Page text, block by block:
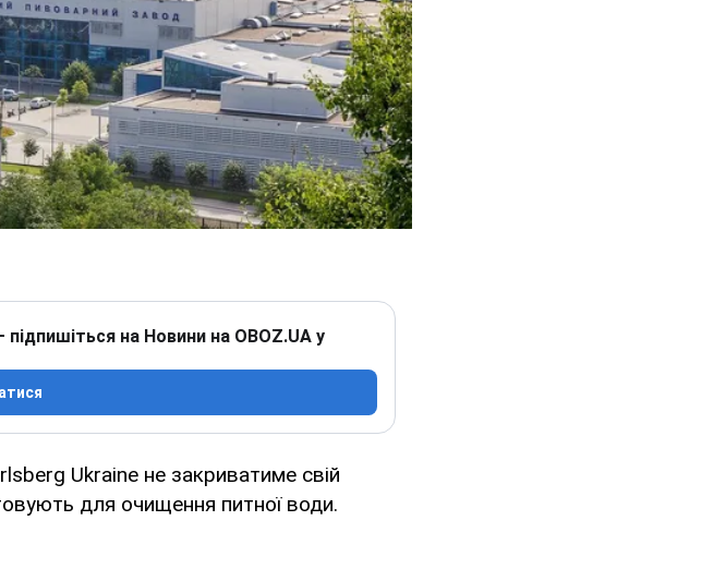
на Новини на OBOZ.UA у
Ukraine не закриватиме свій
для очищення питної води.